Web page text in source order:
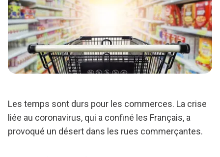
Les temps sont durs pour les commerces. La crise
liée au coronavirus, qui a confiné les Français, a
provoqué un désert dans les rues commerçantes.